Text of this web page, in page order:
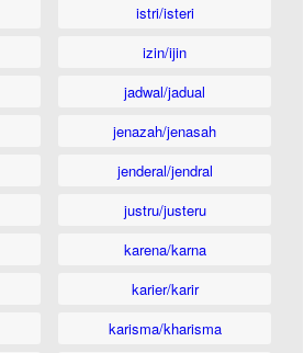
istri/isteri
izin/ijin
jadwal/jadual
jenazah/jenasah
jenderal/jendral
justru/justeru
karena/karna
karier/karir
karisma/kharisma